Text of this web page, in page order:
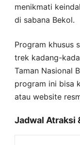
menikmati
di sabana Bekol.
Program khusus
trek kadang-
Taman Nasional
program ini bisa
atau website
Jadwal Atraksi